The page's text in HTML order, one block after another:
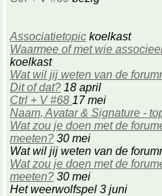
Associatietopic koelkast
Waarmee of met wie
koelkast
Wat wil jij weten van de
Dit of dat? 18 april
Ctrl + V #68 17 mei
Naam, Avatar & Signature -
Wat zou je doen met de
meeten? 30 mei
Wat wil jij weten van de
Wat zou je doen met de
meeten? 30 mei
Het weerwolfspel 3 juni